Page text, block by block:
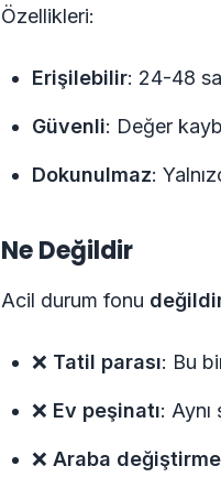
Özellikleri:
Erişilebilir: 24-48
Güvenli: Değer
Dokunulmaz:
Ne Değildir
Acil durum fonu
❌ Tatil parası: Bu
❌ Ev peşinatı:
❌ Araba